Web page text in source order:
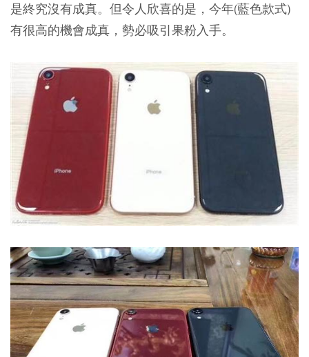
是終究沒有成真。但令人欣喜的是，今年(藍色款式)
有很高的機會成真，勢必吸引果粉入手。